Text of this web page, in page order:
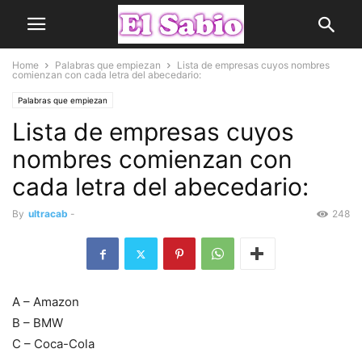
Home Palabras que empiezan
Lista de empresas cuyos nombres
comienzan con cada letra del abecedario:
Palabras que empiezan
Lista de empresas cuyos
nombres comienzan con
cada letra del abecedario:
By ultracab - 248
A – Amazon
B – BMW
C – Coca-Cola